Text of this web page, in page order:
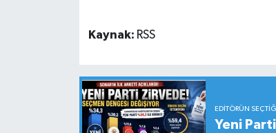
Kaynak: RSS
EDITÖRÜN SEÇTIĞI
Yeni